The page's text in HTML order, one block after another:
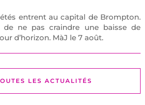
entrent au capital de Brompton.
ne pas craindre une baisse de
d’horizon. MàJ le 7 août.
LES ACTUALITÉS